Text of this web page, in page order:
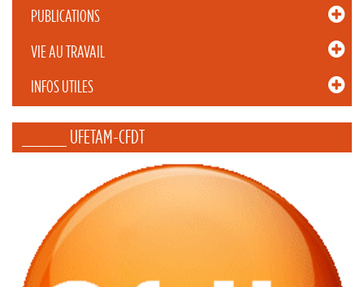
PUBLICATIONS
VIE AU TRAVAIL
INFOS UTILES
_____ UFETAM-CFDT